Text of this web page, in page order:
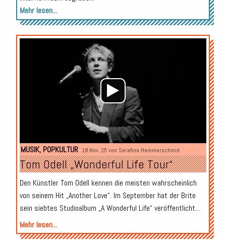
Mehr lesen...
Audio-
Player
MUSIK, POPKULTUR 18.Nov. 25 von Serafina Hammerschmid
Tom Odell „Wonderful Life Tour“
Den Künstler Tom Odell kennen die meisten wahrscheinlich
von seinem Hit „Another Love“. Im September hat der Brite
sein siebtes Studioalbum „A Wonderful Life“ veröffentlicht...
Mehr lesen...